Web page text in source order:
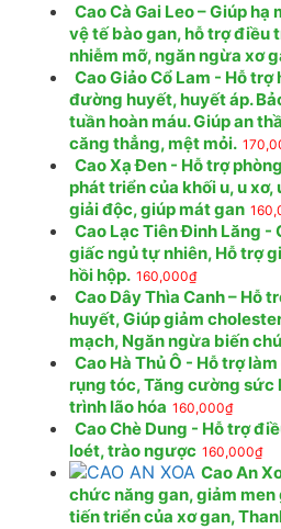
Cao Cà Gai Leo – Giúp
vệ tế bào gan, hỗ trợ điều
nhiễm mỡ, ngăn ngừa xơ
Cao Giảo Cổ Lam - Hỗ trợ
đường huyết, huyết áp.
tuần hoàn máu. Giúp an
căng thẳng, mệt mỏi.
Cao Xạ Đen - Hỗ trợ
phát triển của khối u, u xơ,
giải độc, giúp mát gan
Cao Lạc Tiên Đinh Lăng -
giấc ngủ tự nhiên, Hỗ trợ
hồi hộp. 160,000₫
Cao Dây Thìa Canh – Hỗ
huyết, Giúp giảm
mạch, Ngăn ngừa biến
Cao Hà Thủ Ô - Hỗ trợ
rụng tóc, Tăng cường sức
trình lão hóa 160,000₫
Cao Chè Dung - Hỗ trợ
loét, trào ngược 160,000₫
Cao An
chức năng gan, giảm men
tiến triển của xơ gan,